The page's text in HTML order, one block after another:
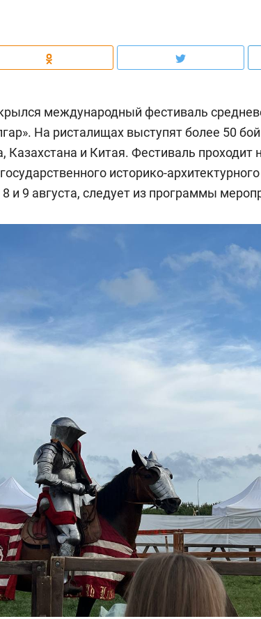
международный фестиваль
На ристалищах выступят более 50
Казахстана и Китая. Фестиваль проходит
историко-
и 9 августа, следует из программы